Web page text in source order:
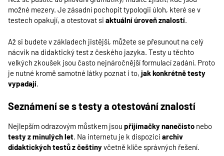
možné mezery. Je zásadní pochopit typologii úloh, které se v
testech opakují, a otestovat si aktuální úroveň znalostí.
Až si budete v základech jistější, můžete se přesunout na celý
nácvik na didaktický test z českého jazyka. Testy u těchto
velkých zkoušek jsou často nejnáročnější formulací zadání. Proto
je nutné kromě samotné látky poznat i to, jak konkrétně testy
vypadají.
Seznámení se s testy a otestování znalostí
Nejlepším odrazovým můstkem jsou přijímačky nanečisto nebo
testy z minulých let. Na internetu je k dispozici archiv
didaktických testů z češtinyvčetně klíče správných řešení.